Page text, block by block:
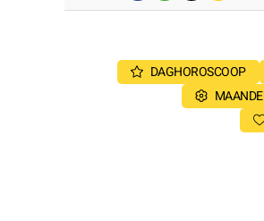
DAGHOROSCOOP